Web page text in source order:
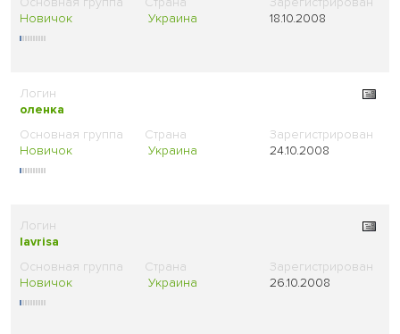
Новичок Украина 18.10.2008
оленка
Новичок Украина 24.10.2008
lavrisa
Новичок Украина 26.10.2008